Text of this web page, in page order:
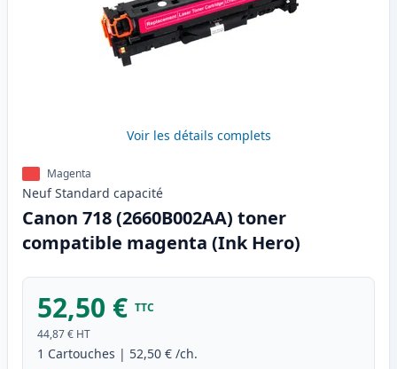
Voir les détails complets
Magenta
Neuf Standard capacité
Canon 718 (2660B002AA) toner
compatible magenta (Ink Hero)
52,50 € TTC
44,87 € HT
1 Cartouches | 52,50 € /ch.